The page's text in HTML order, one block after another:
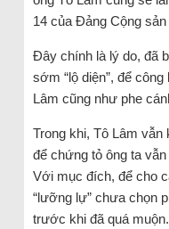
14 của Đảng Cộng
Đây chính là lý do, đã
sớm “lộ diện”, để
Lâm cũng như phe
Trong khi, Tô Lâm vẫn
để chứng tỏ ông ta
Với mục đích, để cho
“lưỡng lự” chưa chọn
trước khi đã quá muộn.